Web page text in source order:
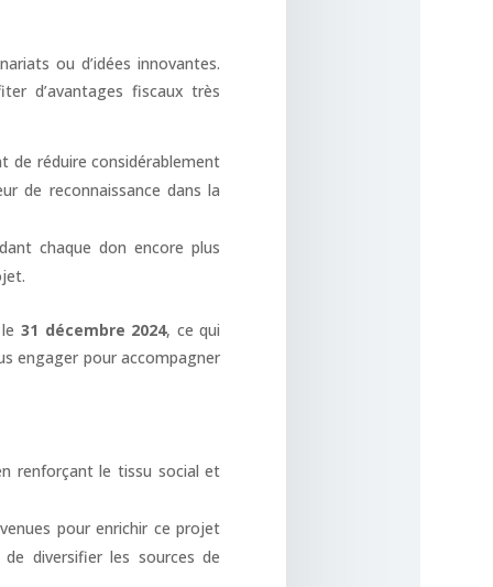
ou d’idées innovantes.
d’avantages fiscaux très
réduire considérablement
de reconnaissance dans la
chaque don encore plus
le31 décembre 2024, ce qui
engager pour accompagner
renforçant le tissu social et
pour enrichir ce projet
diversifier les sources de